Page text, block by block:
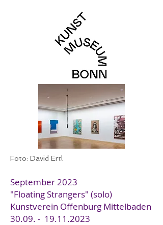
Foto: David Ertl
September 2023
"Floating Strangers" (solo)
Kunstverein Offenburg Mittelbaden
30.09. - 19.11.2023